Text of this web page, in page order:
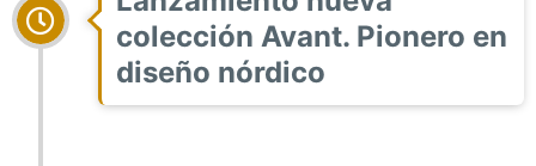
colección Avant. Pionero en
diseño nórdico